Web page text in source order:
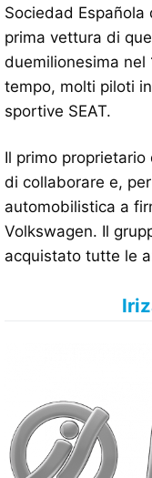
Sociedad
prima vettura di
duemilionesima nel
tempo, molti piloti
sportive SEAT.
Il primo proprietario
di collaborare e,
automobilistica a
Volkswagen. Il
acquistato tutte le